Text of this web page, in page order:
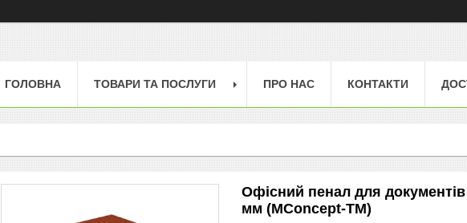
ГОЛОВНА ТОВАРИ ТА ПОСЛУГИ ПРО НАС КОНТАКТИ
Офісний пенал для
мм (MConcept-ТМ)